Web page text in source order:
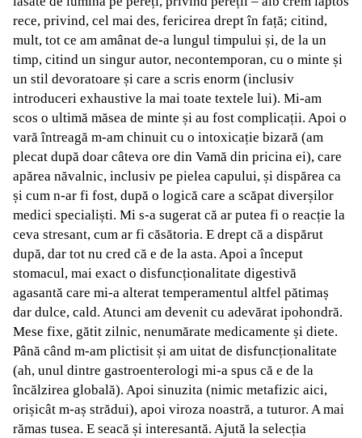
rece, privind, cel mai des, fericirea drept în față; citind,
mult, tot ce am amânat de-a lungul timpului și, de la un
timp, citind un singur autor, necontemporan, cu o minte și
un stil devoratoare și care a scris enorm (inclusiv
introduceri exhaustive la mai toate textele lui). Mi-am
scos o ultimă măsea de minte și au fost complicații. Apoi o
vară întreagă m-am chinuit cu o intoxicație bizară (am
plecat după doar câteva ore din Vamă din pricina ei), care
apărea năvalnic, inclusiv pe pielea capului, și dispărea ca
și cum n-ar fi fost, după o logică care a scăpat diverșilor
medici specialiști. Mi s-a sugerat că ar putea fi o reacție la
ceva stresant, cum ar fi căsătoria. E drept că a dispărut
după, dar tot nu cred că e de la asta. Apoi a început
stomacul, mai exact o disfuncționalitate digestivă
agasantă care mi-a alterat temperamentul altfel pătimaș
dar dulce, cald. Atunci am devenit cu adevărat ipohondră.
Mese fixe, gătit zilnic, nenumărate medicamente și diete.
Până când m-am plictisit și am uitat de disfuncționalitate
(ah, unul dintre gastroenterologi mi-a spus că e de la
încălzirea globală). Apoi sinuzita (nimic metafizic aici,
orișicât m-aș strădui), apoi viroza noastră, a tuturor. A mai
rămas tusea. E seacă și interesantă. Ajută la selecția